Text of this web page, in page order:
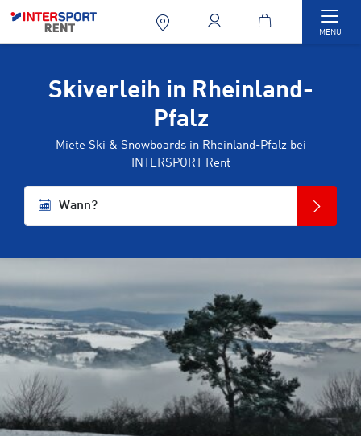
MENU
Skiverleih in Rheinland-
Pfalz
Miete Ski & Snowboards in Rheinland-Pfalz bei
INTERSPORT Rent
Wann?